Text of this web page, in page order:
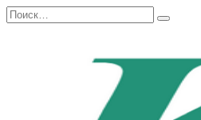
Перейти
к
Search
for: